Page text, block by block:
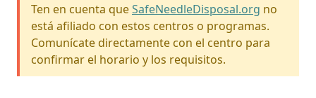
Ten en cuenta queSafeNeedleDisposal.org no
está afiliado con estos centros o programas.
Comunícate directamente con el centro para
confirmar el horario y los requisitos.